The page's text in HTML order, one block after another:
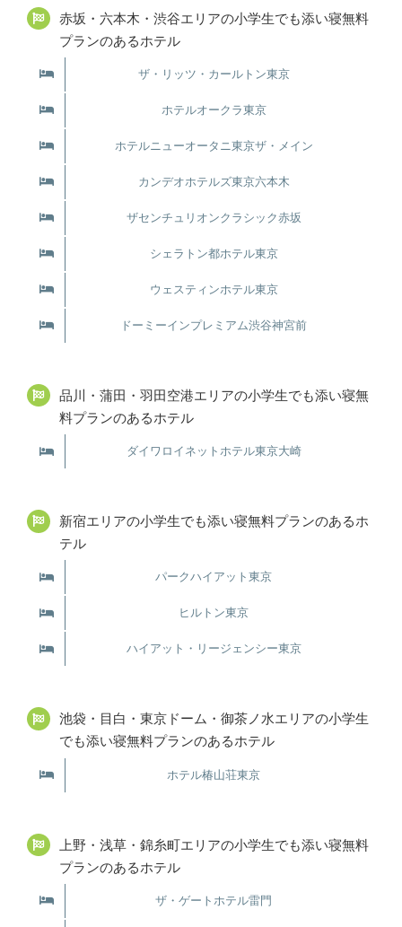
赤坂・六本木・渋谷エリアの小学生でも添い寝無料
プランのあるホテル
ザ・リッツ・カールトン東京
ホテルオークラ東京
ホテルニューオータニ東京ザ・メイン
カンデオホテルズ東京六本木
ザセンチュリオンクラシック赤坂
シェラトン都ホテル東京
ウェスティンホテル東京
ドーミーインプレミアム渋谷神宮前
品川・蒲田・羽田空港エリアの小学生でも添い寝無
料プランのあるホテル
ダイワロイネットホテル東京大崎
新宿エリアの小学生でも添い寝無料プランのあるホ
テル
パークハイアット東京
ヒルトン東京
ハイアット・リージェンシー東京
池袋・目白・東京ドーム・御茶ノ水エリアの小学生
でも添い寝無料プランのあるホテル
ホテル椿山荘東京
上野・浅草・錦糸町エリアの小学生でも添い寝無料
プランのあるホテル
ザ・ゲートホテル雷門